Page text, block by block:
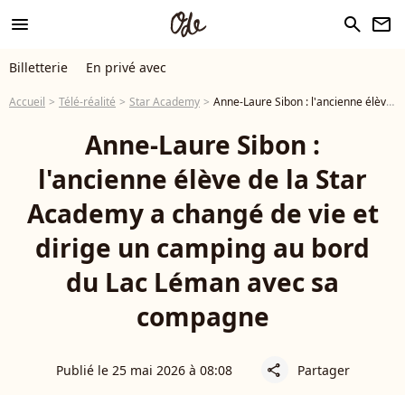
menu search newsletter
Billetterie En privé avec
Accueil Télé-réalité Star Academy Anne-Laure Sibon : l'ancienne élève de la Star Academy a changé de vie et dirige un camping au bord du Lac Léman avec sa compagne
Anne-Laure Sibon :
l'ancienne élève de la Star
Academy a changé de vie et
dirige un camping au bord
du Lac Léman avec sa
compagne
Publié le 25 mai 2026 à 08:08 share Partager